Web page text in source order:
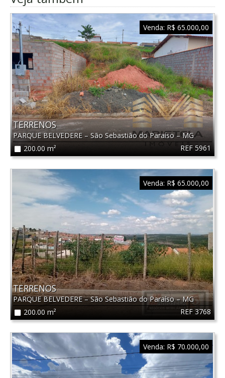
REF 5961
TERRENOS
PARQUE BELVEDERE–São Sebastião do Paraíso–MG
200.00 m²
Venda: R$ 65.000,00
REF 3768
TERRENOS
PARQUE BELVEDERE–São Sebastião do Paraíso–MG
200.00 m²
Venda: R$ 65.000,00
Venda: R$ 70.000,00